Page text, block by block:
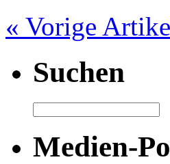
« Vorige
Suchen
Medien-